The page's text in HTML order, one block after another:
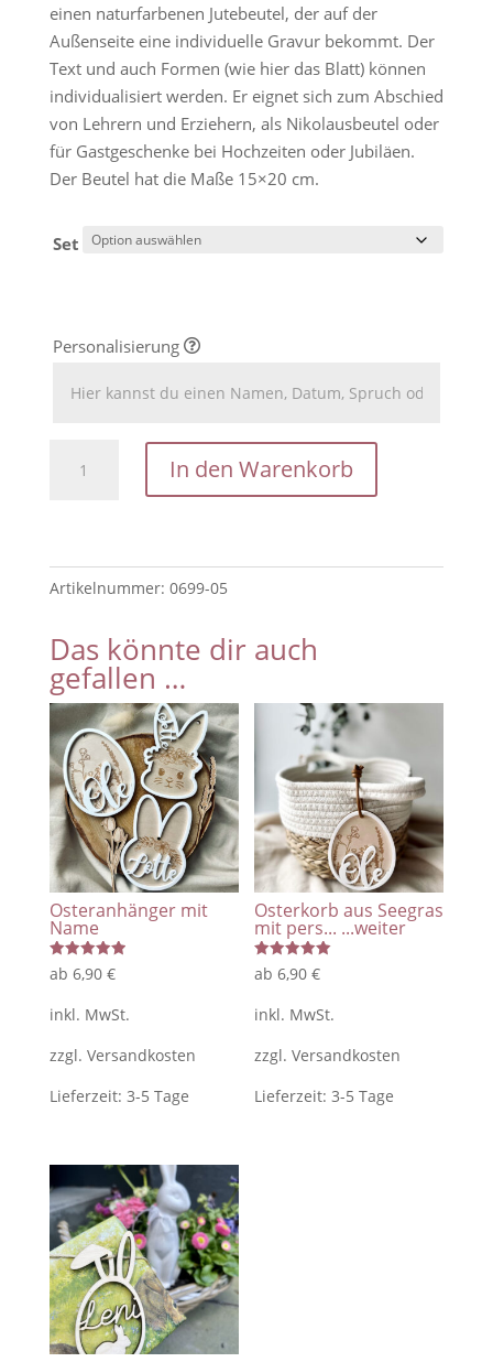
einen naturfarbenen Jutebeutel, der auf der
Außenseite eine individuelle Gravur bekommt. Der
Text und auch Formen (wie hier das Blatt) können
individualisiert werden. Er eignet sich zum Abschied
von Lehrern und Erziehern, als Nikolausbeutel oder
für Gastgeschenke bei Hochzeiten oder Jubiläen.
Der Beutel hat die Maße 15×20 cm.
Set
Personalisierung
Geschenkbeutel
/persönliche
Geschenkidee
In den Warenkorb
Artikelnummer: 0699-05
Das könnte dir auch
gefallen …
Osteranhänger mit
Name
Bewertet
mit
von 5
ab 6,90 €
inkl. MwSt.
zzgl. Versandkosten
Lieferzeit: 3-5 Tage
Osterkorb aus Seegras
mit pers... ...weiter
Bewertet
mit
von 5
ab6,90€
inkl. MwSt.
zzgl.Versandkosten
Lieferzeit:3-5 Tage